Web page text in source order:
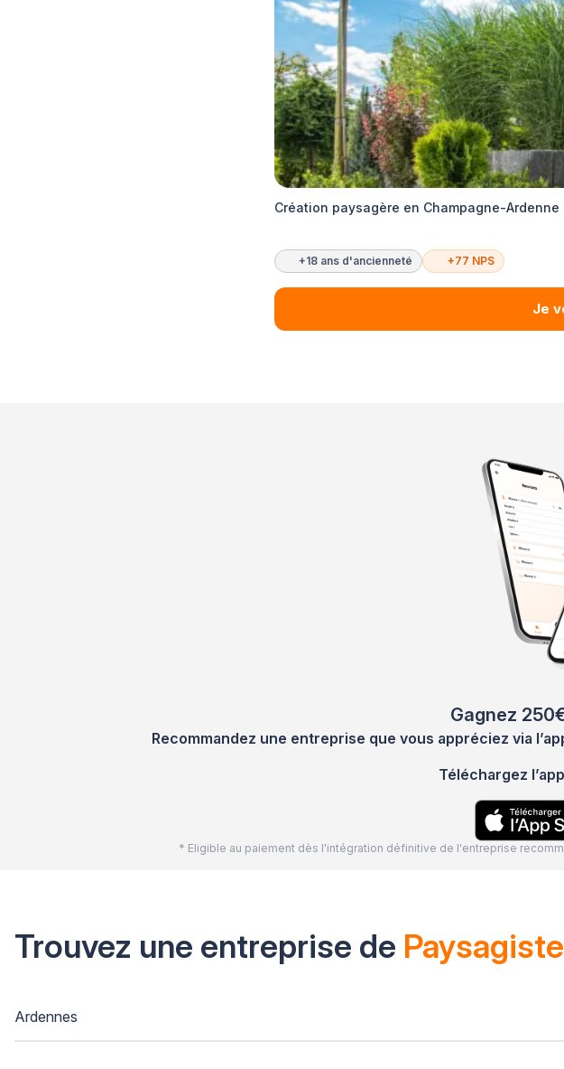
Création paysagère en Champagne-Ardenne
+18 ans d'ancienneté +77 NPS
Je
Gagnez
Recommandez une entreprise que vous appréciez via
Téléchargez
* Eligible au paiement dès l'intégration définitive de l'entreprise
Trouvez une entreprise de Paysagiste
Ardennes